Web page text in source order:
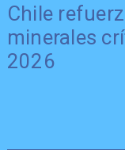
Chile
minerales
2026